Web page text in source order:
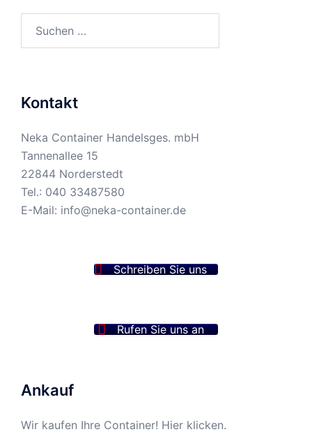
Kontakt
Neka Container Handelsges. mbH
Tannenallee 15
22844 Norderstedt
Tel.: 040 33487580
E-Mail: info@neka-container.de
Schreiben Sie uns
Rufen Sie uns an
Ankauf
Wir kaufen Ihre Container! Hier klicken.